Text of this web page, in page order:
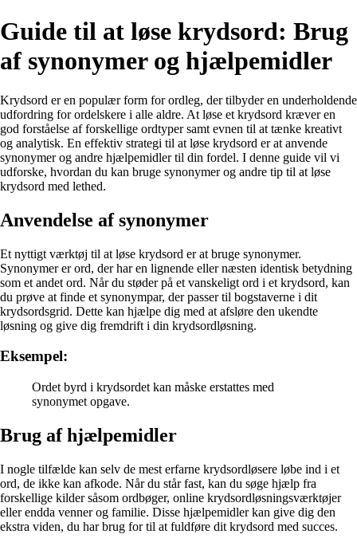
Guide til at løse krydsord: Brug
af synonymer og hjælpemidler
Krydsord er en populær form for ordleg, der tilbyder en underholdende
udfordring for ordelskere i alle aldre. At løse et krydsord kræver en
god forståelse af forskellige ordtyper samt evnen til at tænke kreativt
og analytisk. En effektiv strategi til at løse krydsord er at anvende
synonymer og andre hjælpemidler til din fordel. I denne guide vil vi
udforske, hvordan du kan bruge synonymer og andre tip til at løse
krydsord med lethed.
Anvendelse af synonymer
Et nyttigt værktøj til at løse krydsord er at bruge synonymer.
Synonymer er ord, der har en lignende eller næsten identisk betydning
som et andet ord. Når du støder på et vanskeligt ord i et krydsord, kan
du prøve at finde et synonympar, der passer til bogstaverne i dit
krydsordsgrid. Dette kan hjælpe dig med at afsløre den ukendte
løsning og give dig fremdrift i din krydsordløsning.
Eksempel:
Ordet byrd i krydsordet kan måske erstattes med
synonymet opgave.
Brug af hjælpemidler
I nogle tilfælde kan selv de mest erfarne krydsordløsere løbe ind i et
ord, de ikke kan afkode. Når du står fast, kan du søge hjælp fra
forskellige kilder såsom ordbøger, online krydsordløsningsværktøjer
eller endda venner og familie. Disse hjælpemidler kan give dig den
ekstra viden, du har brug for til at fuldføre dit krydsord med succes.